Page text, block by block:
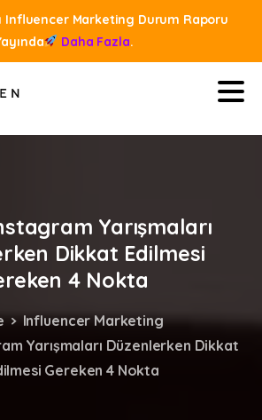
Influencer Marketing Durum Raporu
Daha Fazla.
Yarışmaları
Dikkat Edilmesi
4 Nokta
Influencer Marketing
Yarışmaları Düzenlerken Dikkat
Gereken 4 Nokta